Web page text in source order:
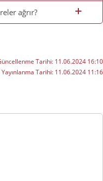
ağrır?
Tarihi: 11.06.2024 16:10
Yayınlanma Tarihi: 11.06.2024 11:16